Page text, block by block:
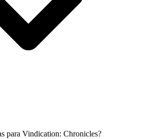
para Vindication: Chronicles?